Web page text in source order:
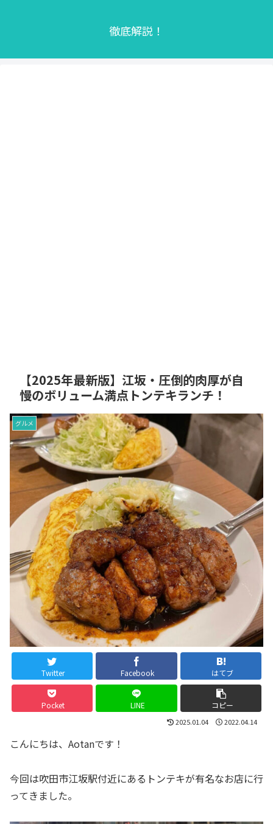
徹底解説！
【2025年最新版】江坂・圧倒的肉厚が自
慢のボリューム満点トンテキランチ！
グルメ
Twitter Facebook はてブ
Pocket LINE コピー
2025.01.04 2022.04.14
こんにちは、Aotanです！
今回は吹田市江坂駅付近にあるトンテキが有名なお店に行
ってきました。